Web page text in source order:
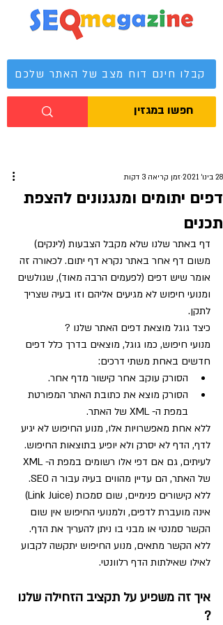
מגזין קידום אתרים
קבלו חינם דוח מצב של האתר שלכם
דפים יתומים ומנגנונים להצפת
תכנים
28 בינו׳ 2021 זמן קריאה 3 דקות
דף באתר שלנו שלא מקבל הצבעות (לינקים)
משום דף אחר באתר נקרא דף יתום. לכאורה זה
אומר שיש דפים (לפעמים הרבה מאוד), שגולשים
ומנועי חיפוש לא מגיעים אליהם וזו בעיה שצריך
לתקן.
כיצד גוגל מוצאת דפים האתר שלנו ?
מנועי חיפוש, כמו גוגל, מוצאים בדרך כלל דפים
חדשים באחת משתי דרכים:
הסורק עוקב אחר קישור מדף אחר.
הסורק מוצא את כתובת האתר המפורטת
במפת ה- XML ​​של האתר.
ללא אחת מאפשרויות אלו, מנוע החיפוש לא יגיע
לדף, הדף לא יסרק ולא יופיע בתוצאות החיפוש.
של האתר, הם עדיין מהווים בעיה עבור ה SEO.
ללא קישורים פנימיים, שום סמכות (Link Juice)
אינה מועברת לדפים, ולמנועי החיפוש אין שום
הקשר סמנטי או מבני בו ניתן להעריך את הדף.
ללא הקשר מתאים, מנוע החיפוש יתקשה לקבוע
לאילו שאילתות הדף רלוונטי.
איך זה משפיע על תקציב הזחילה שלנו
?